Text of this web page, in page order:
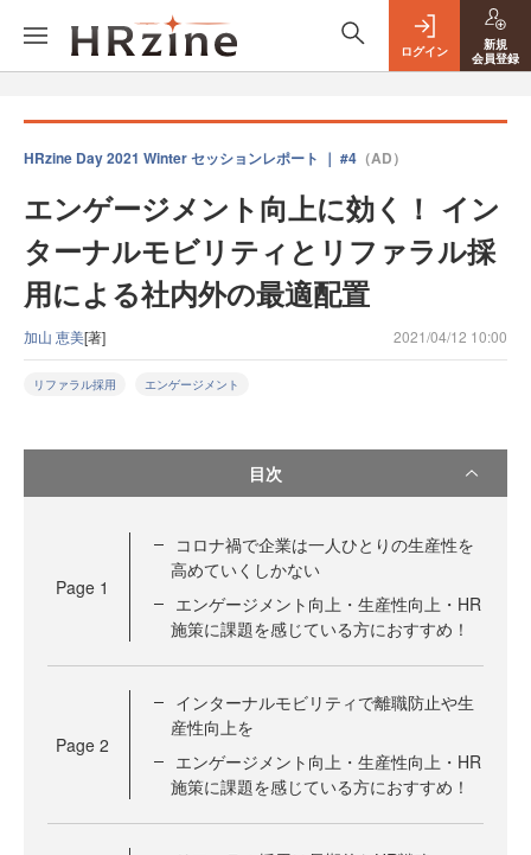
ログイン
新規
会員登録
HRzine Day 2021 Winter セッションレポート ｜ #4 （AD）
エンゲージメント向上に効く！ イン
ターナルモビリティとリファラル採
用による社内外の最適配置
加山 恵美[著] 2021/04/12 10:00
リファラル採用 エンゲージメント
目次
Page 1
コロナ禍で企業は一人ひとりの生産性を
高めていくしかない
エンゲージメント向上・生産性向上・HR
施策に課題を感じている方におすすめ！
Page 2
インターナルモビリティで離職防止や生
産性向上を
エンゲージメント向上・生産性向上・HR
施策に課題を感じている方におすすめ！